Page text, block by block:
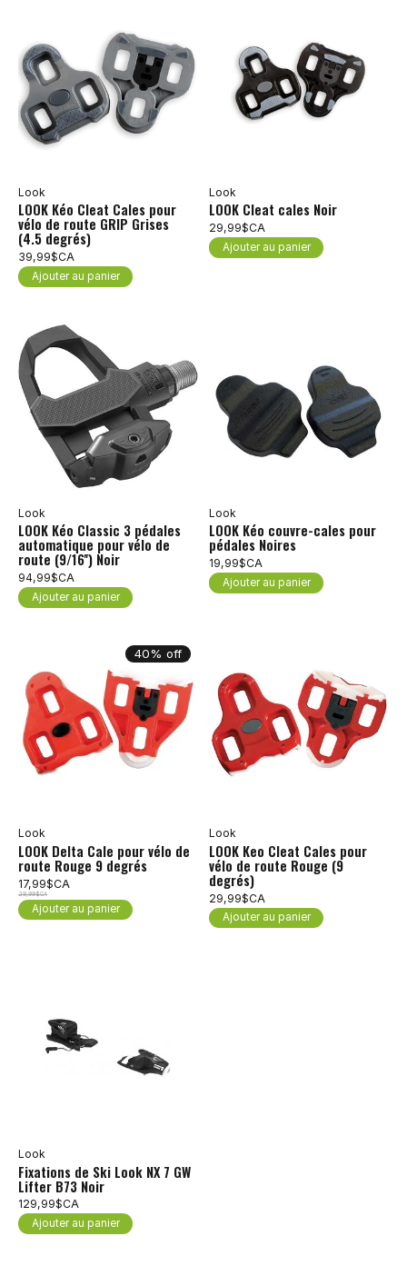
Look
LOOK Kéo Cleat Cales pour
vélo de route GRIP Grises
(4.5 degrés)
39,99$CA
Ajouter au panier
Look
LOOK Cleat cales Noir
29,99$CA
Ajouter au panier
Look
LOOK Kéo Classic 3 pédales
automatique pour vélo de
route (9/16'') Noir
94,99$CA
Ajouter au panier
Look
LOOK Kéo couvre-cales pour
pédales Noires
19,99$CA
Ajouter au panier
40% off
Look
LOOK Delta Cale pour vélo de
route Rouge 9 degrés
17,99$CA
29,99$CA
Ajouter au panier
Look
LOOK Keo Cleat Cales pour
vélo de route Rouge (9
degrés)
29,99$CA
Ajouter au panier
Look
Fixations de Ski Look NX 7 GW
Lifter B73 Noir
129,99$CA
Ajouter au panier